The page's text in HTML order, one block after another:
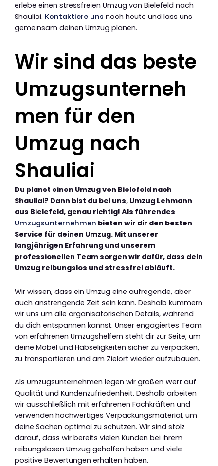
erlebe einen stressfreien Umzug von Bielefeld nach
Shauliai. Kontaktiere uns noch heute und lass uns
gemeinsam deinen Umzug planen.
Wir sind das beste
Umzugsunterneh
men für den
Umzug nach
Shauliai
Du planst einen Umzug von Bielefeld nach
Shauliai? Dann bist du bei uns, Umzug Lehmann
aus Bielefeld, genau richtig! Als führendes
Umzugsunternehmen bieten wir dir den besten
Service für deinen Umzug. Mit unserer
langjährigen Erfahrung und unserem
professionellen Team sorgen wir dafür, dass dein
Umzug reibungslos und stressfrei abläuft.
Wir wissen, dass ein Umzug eine aufregende, aber
auch anstrengende Zeit sein kann. Deshalb kümmern
wir uns um alle organisatorischen Details, während
du dich entspannen kannst. Unser engagiertes Team
von erfahrenen Umzugshelfern steht dir zur Seite, um
deine Möbel und Habseligkeiten sicher zu verpacken,
zu transportieren und am Zielort wieder aufzubauen.
Als Umzugsunternehmen legen wir großen Wert auf
Qualität und Kundenzufriedenheit. Deshalb arbeiten
wir ausschließlich mit erfahrenen Fachkräften und
verwenden hochwertiges Verpackungsmaterial, um
deine Sachen optimal zu schützen. Wir sind stolz
darauf, dass wir bereits vielen Kunden bei ihrem
reibungslosen Umzug geholfen haben und viele
positive Bewertungen erhalten haben.